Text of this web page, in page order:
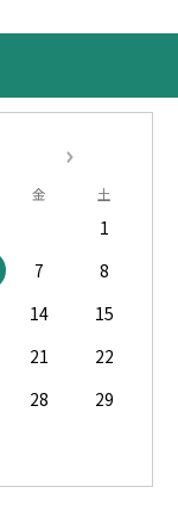
金 土
1
7
8
14
15
21
22
28
29